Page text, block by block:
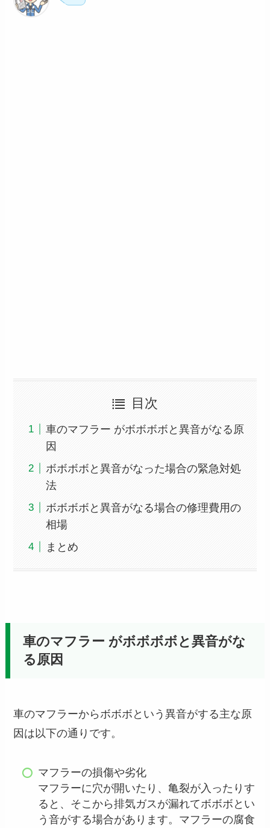
目次
車のマフラー がボボボボと異音がなる原
因
ボボボボと異音がなった場合の緊急対処
法
ボボボボと異音がなる場合の修理費用の
相場
まとめ
車のマフラー がボボボボと異音がな
る原因
車のマフラーからボボボという異音がする主な原
因は以下の通りです。
マフラーの損傷や劣化
マフラーに穴が開いたり、亀裂が入ったりす
ると、そこから排気ガスが漏れてボボボとい
う音がする場合があります。マフラーの腐食